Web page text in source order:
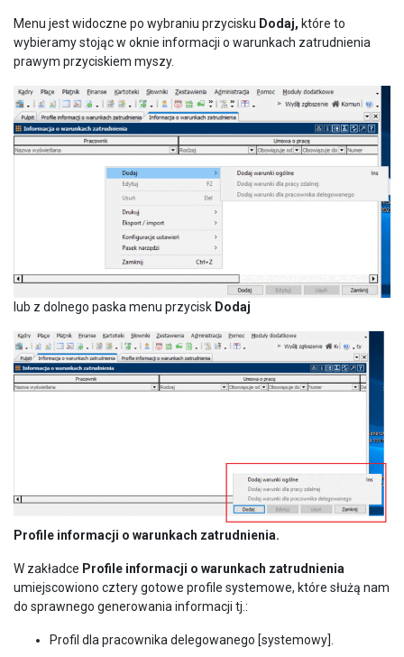
Menu jest widoczne po wybraniu przycisku Dodaj, które to
wybieramy stojąc w oknie informacji o warunkach zatrudnienia
prawym przyciskiem myszy.
lub z dolnego paska menu przycisk Dodaj
Profile informacji o warunkach zatrudnienia.
W zakładce Profile informacji o warunkach zatrudnienia
umiejscowiono cztery gotowe profile systemowe, które służą nam
do sprawnego generowania informacji tj.:
Profil dla pracownika delegowanego [systemowy].